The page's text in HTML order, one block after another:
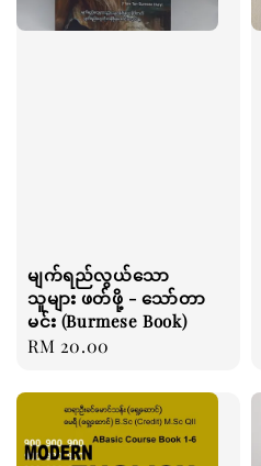
မျက်ရည်လွယ်သော
သူများ ဖတ်ဖို့ - သော်တာ
မင်း (Burmese Book)
Regular
RM 20.00